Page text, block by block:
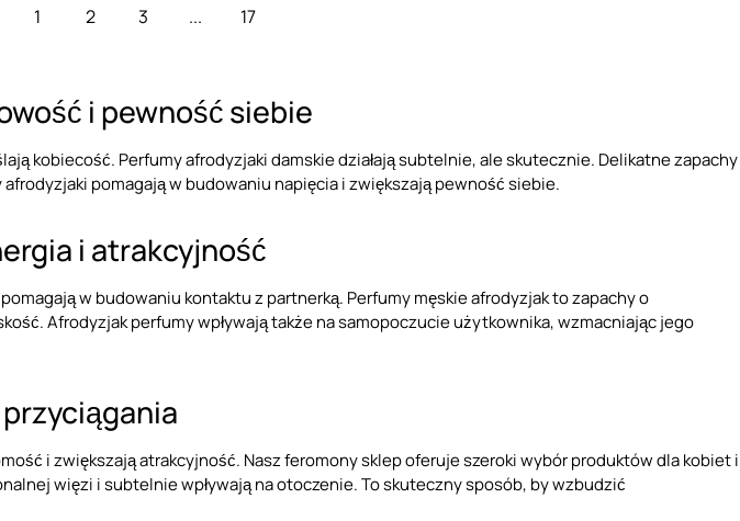
1 2 3 ... 17
i pewność siebie
kobiecość. Perfumy afrodyzjaki damskie działają subtelnie, ale skutecznie. Delikatne zapachy
pomagają w budowaniu napięcia i zwiększają pewność siebie.
i atrakcyjność
w budowaniu kontaktu z partnerką. Perfumy męskie afrodyzjak to zapachy o
Afrodyzjak perfumy wpływają także na samopoczucie użytkownika, wzmacniając jego
i zwiększają atrakcyjność. Nasz feromony sklep oferuje szeroki wybór produktów dla kobiet i
więzi i subtelnie wpływają na otoczenie. To skuteczny sposób, by wzbudzić